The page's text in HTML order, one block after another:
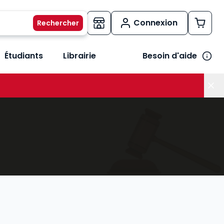
Connexion
métiers
le sous-menu Vos besoins
Étudiants Librairie Besoin d'aide